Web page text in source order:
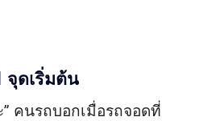
จุดเริ่มต้น
คนรถบอกเมื่อรถจอดที่